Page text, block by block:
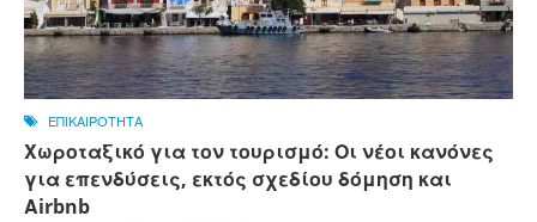
ΕΠΙΚΑΙΡΟΤΗΤΑ
Χωροταξικό για τον τουρισμό: Οι νέοι κανόνες
για επενδύσεις, εκτός σχεδίου δόμηση και
Αirbnb